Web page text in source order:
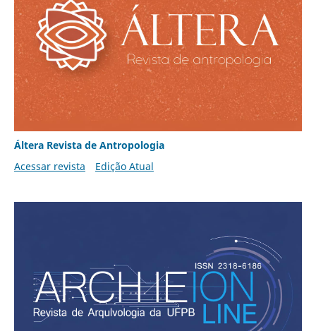
Áltera Revista de Antropologia
Acessar revista
Edição Atual